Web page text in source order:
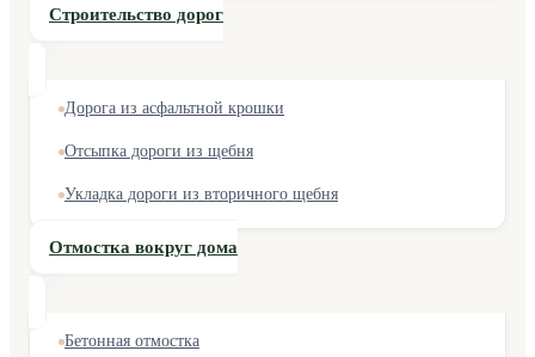
Строительство дорог
Дорога из асфальтной крошки
Отсыпка дороги из щебня
Укладка дороги из вторичного щебня
Отмостка вокруг дома
Бетонная отмостка